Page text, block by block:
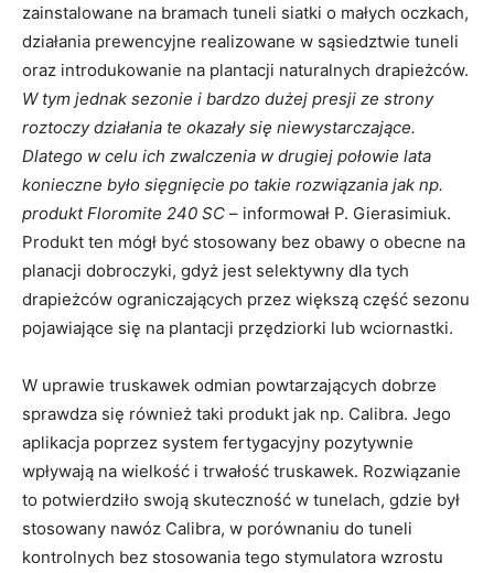
zainstalowane na bramach tuneli siatki o małych oczkach,
działania prewencyjne realizowane w sąsiedztwie tuneli
oraz introdukowanie na plantacji naturalnych drapieżców.
W tym jednak sezonie i bardzo dużej presji ze strony
roztoczy działania te okazały się niewystarczające.
Dlatego w celu ich zwalczenia w drugiej połowie lata
konieczne było sięgnięcie po takie rozwiązania jak np.
produkt Floromite 240 SC – informował P. Gierasimiuk.
Produkt ten mógł być stosowany bez obawy o obecne na
planacji dobroczyki, gdyż jest selektywny dla tych
drapieżców ograniczających przez większą część sezonu
pojawiające się na plantacji przędziorki lub wciornastki.
W uprawie truskawek odmian powtarzających dobrze
sprawdza się również taki produkt jak np. Calibra. Jego
aplikacja poprzez system fertygacyjny pozytywnie
wpływają na wielkość i trwałość truskawek. Rozwiązanie
to potwierdziło swoją skuteczność w tunelach, gdzie był
stosowany nawóz Calibra, w porównaniu do tuneli
kontrolnych bez stosowania tego stymulatora wzrostu